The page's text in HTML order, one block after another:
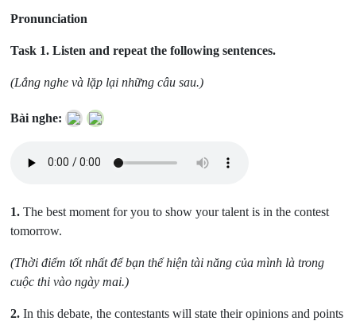
Pronunciation
Task 1. Listen and repeat the following sentences.
(Lắng nghe và lặp lại những câu sau.)
Bài nghe:
1. The best moment for you to show your talent is in the contest
tomorrow.
(Thời điểm tốt nhất để bạn thể hiện tài năng của mình là trong
cuộc thi vào ngày mai.)
2. In this debate, the contestants will state their opinions and points